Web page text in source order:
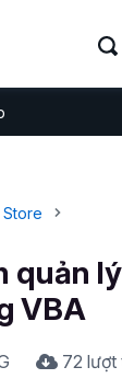
Store
quản
VBA
72 lượt